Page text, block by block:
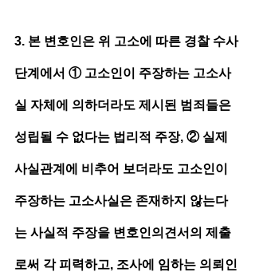
3. 본 변호인은 위 고소에 따른 경찰 수사
단계에서 ① 고소인이 주장하는 고소사
실 자체에 의하더라도 제시된 범죄들은
성립될 수 없다는 법리적 주장, ② 실제
사실관계에 비추어 보더라도 고소인이
주장하는 고소사실은 존재하지 않는다
는 사실적 주장을 변호인의견서의 제출
로써 각 피력하고, 조사에 임하는 의뢰인